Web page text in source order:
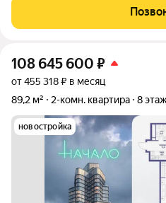
корпус 4, на 8 этаже 34-
масштабный жилой комплекс
108 645 600 ₽
от 455 318 ₽ в месяц
89,2 м²
2-комн. квартира 8
новостройка